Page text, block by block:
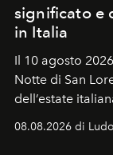
significato e
in Italia
Il 10 agosto
Notte di San
dell’estate
celeste per
08.08.2026 di